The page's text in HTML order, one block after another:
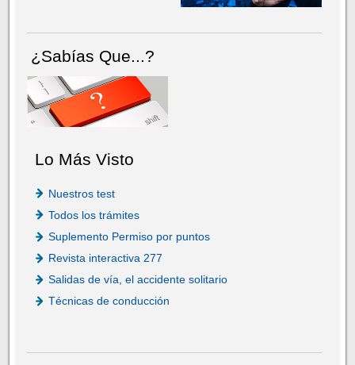
¿Sabías Que...?
Lo Más Visto
Nuestros test
Todos los trámites
Suplemento Permiso por puntos
Revista interactiva 277
Salidas de vía, el accidente solitario
Técnicas de conducción